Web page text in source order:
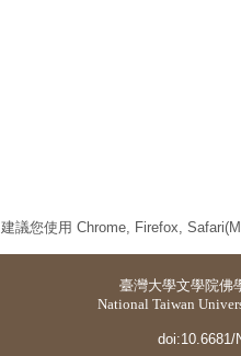
建議您使用 Chrome, Firefox,
臺灣大學文學院佛
National Taiwan
doi:10.6681/